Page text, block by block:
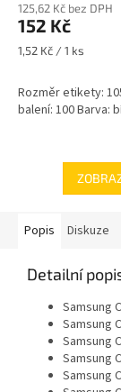
produktu
je
5,0
hvězdiček.
125,62 Kč bez DPH
152 Kč
Měrná
1,52 Kč / 1 ks
Rozměr etikety:
balení: 100 Barva:
Popis Diskuze
Detailní
Samsung
Samsung
Samsung
Samsung
Samsung